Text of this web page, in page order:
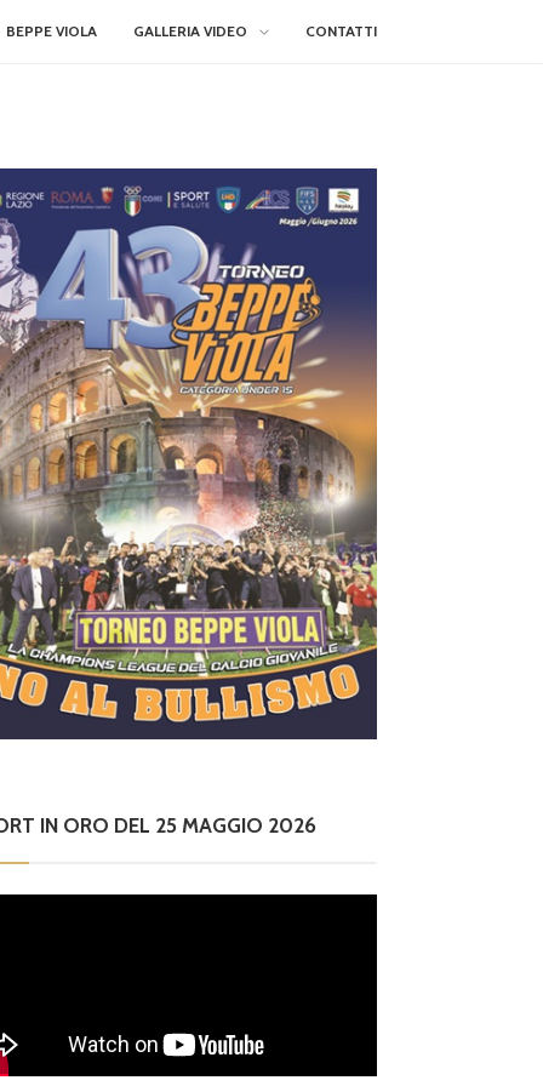
BEPPE VIOLA GALLERIA VIDEO CONTATTI
IN ORO DEL 25 MAGGIO 2026